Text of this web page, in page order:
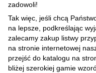
zadowoli!
Tak więc, jeśli chcą
na lepsze, podkreślając
zalecamy zakup listwy
na stronie internetowej
przejść do katalogu na
bliżej szerokiej gamie